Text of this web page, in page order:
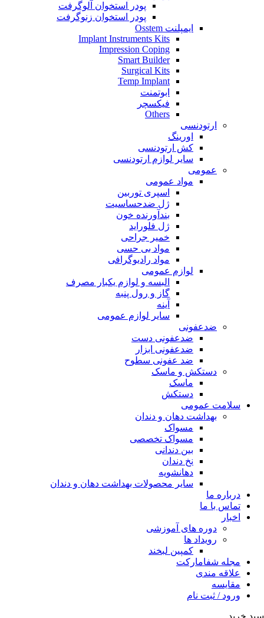
پودر استخوان آلوگرفت
پودر استخوان زنوگرفت
ایمپلنت Osstem
Implant Instruments Kits
Impression Coping
Smart Builder
Surgical Kits
Temp Implant
ابوتمنت
فیکسچر
Others
ارتودنسی
اورینگ
کش ارتودنسی
سایر لوازم ارتودنسی
عمومی
مواد عمومی
اسپری توربین
ژل ضدحساسیت
بندآورنده خون
ژل فلوراید
خمیر جراحی
مواد بی حسی
مواد رادیوگرافی
لوازم عمومی
البسه و لوازم یکبار مصرف
گاز و رول پنبه
آینه
سایر لوازم عمومی
ضدعفونی
ضدعفونی دست
ضدعفونی ابزار
ضد عفونی سطوح
دستکش و ماسک
ماسک
دستکش
سلامت عمومی
بهداشت دهان و دندان
مسواک
مسواک تخصصی
بین دندانی
نخ دندان
دهانشویه
سایر محصولات بهداشت دهان و دندان
درباره ما
تماس با ما
اخبار
دوره های آموزشی
رویداد ها
کمپین لبخند
مجله شفامارکت
علاقه مندی
مقایسه
ورود / ثبت نام
سبد خرید